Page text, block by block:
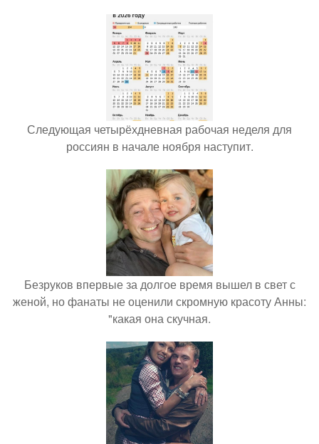
Следующая четырёхдневная рабочая неделя для
россиян в начале ноября наступит.
Безруков впервые за долгое время вышел в свет с
женой, но фанаты не оценили скромную красоту Анны:
"какая она скучная.